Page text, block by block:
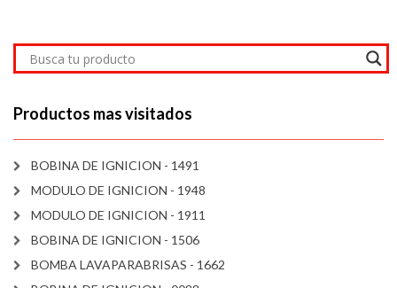
Productos mas visitados
BOBINA DE IGNICION - 1491
MODULO DE IGNICION - 1948
MODULO DE IGNICION - 1911
BOBINA DE IGNICION - 1506
BOMBA LAVAPARABRISAS - 1662